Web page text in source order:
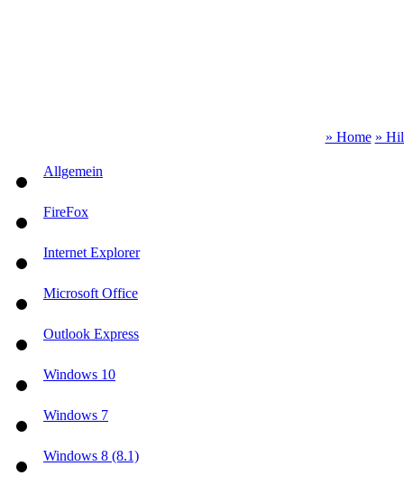
» Home »
Allgemein
FireFox
Internet Explorer
Microsoft Office
Outlook Express
Windows 10
Windows 7
Windows 8 (8.1)